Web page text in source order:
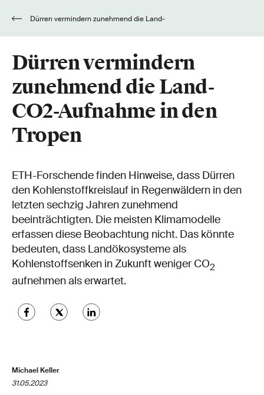
Dürren vermindern
zunehmend die Land-
CO2-Aufnahme in den
Tropen
ETH-Forschende finden Hinweise, dass Dürren
den Kohlenstoffkreislauf in Regenwäldern in den
letzten sechzig Jahren zunehmend
beeinträchtigten. Die meisten Klimamodelle
erfassen diese Beobachtung nicht. Das könnte
bedeuten, dass Landökosysteme als
Kohlenstoffsenken in Zukunft weniger CO2
aufnehmen als erwartet.
Michael Keller
31.05.2023